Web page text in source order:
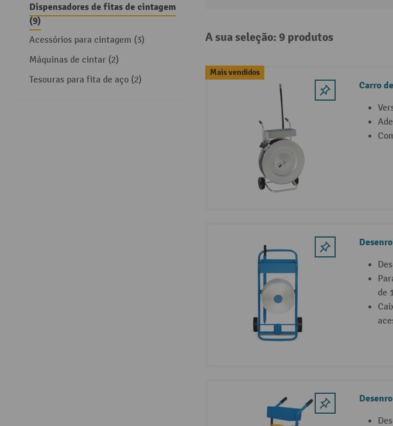
Dispensadores de fitas de cintagem
(9)
Acessórios para cintagem (3)
Máquinas de cintar (2)
Tesouras para fita de aço (2)
A sua seleção: 9 produtos
Mais vendidos
Carro
de